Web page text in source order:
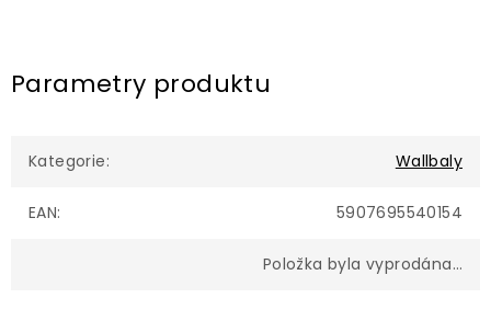
Parametry produktu
Kategorie: Wallbaly
EAN: 5907695540154
Položka byla vyprodána…